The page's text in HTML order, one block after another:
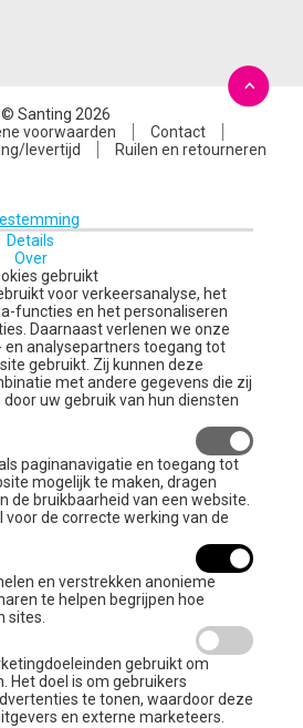
© Santing 2026
voorwaarden
Contact
levertijd Ruilen en retourneren
Details
Over
gebruikt
voor verkeersanalyse, het
functies en het personaliseren
Daarnaast verlenen we onze
analysepartners toegang tot
gebruikt. Zij kunnen deze
met andere gegevens die zij
uw gebruik van hun diensten
paginanavigatie en toegang tot
mogelijk te maken, dragen
de bruikbaarheid van een website.
voor de correcte werking van de
en verstrekken anonieme
te helpen begrijpen hoe
sites.
gebruikt om
Het doel is om gebruikers
te tonen, waardoor deze
en externe marketeers.